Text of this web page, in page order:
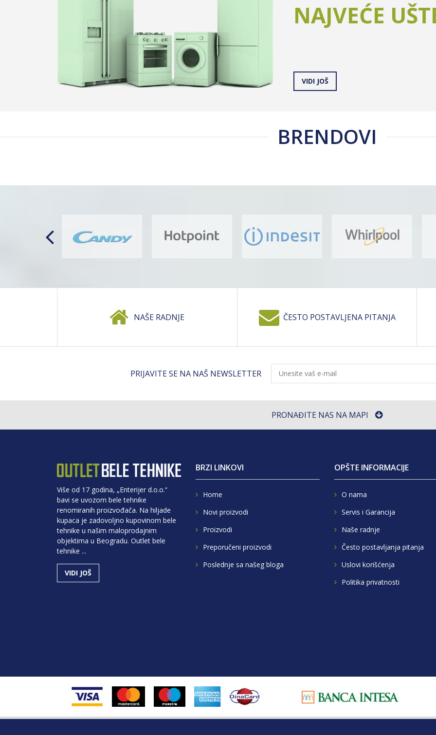
NAJVEĆE
VIDI JOŠ
BRENDOVI
NAŠE RADNJE ČESTO POSTAVLJENA PITANJA
PRIJAVITE SE NA NAŠ NEWSLETTER
PRONAĐITE NAS NA MAPI
Više od 17 godina, „Enterijer d.o.o.“
bavi se uvozom bele tehnike
renomiranih proizvođača. Na hiljade
kupaca je zadovoljno kupovinom bele
tehnike u našim maloprodajnim
objektima u Beogradu. Outlet bele
tehnike ...
VIDI JOŠ
BRZI LINKOVI
Home
Novi proizvodi
Proizvodi
Preporučeni proizvodi
Poslednje sa našeg bloga
OPŠTE INFORMACIJE
O nama
Servis i Garancija
Naše radnje
Često postavljanja pitanja
Uslovi korišćenja
Politika privatnosti